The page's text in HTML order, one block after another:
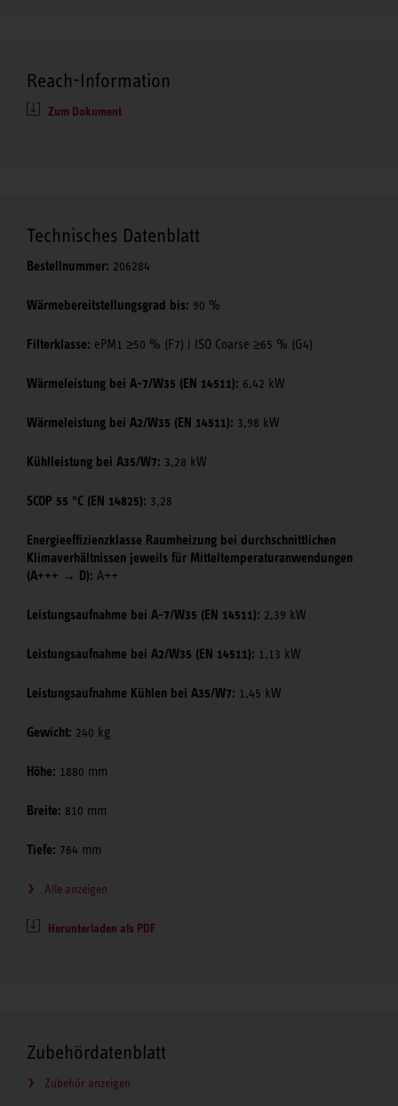
Reach-Information
Zum Dokument
Technisches Datenblatt
Bestellnummer: 206284
Wärmebereitstellungsgrad bis: 90 %
Filterklasse: ePM1 ≥50 % (F7) | ISO Coarse ≥65 % (G4)
Wärmeleistung bei A-7/W35 (EN 14511): 6,42 kW
Wärmeleistung bei A2/W35 (EN 14511): 3,98 kW
Kühlleistung bei A35/W7: 3,28 kW
SCOP 55 °C (EN 14825): 3,28
Energieeffizienzklasse Raumheizung bei durchschnittlichen
Klimaverhältnissen jeweils für Mitteltemperaturanwendungen
(A+++ → D): A++
Leistungsaufnahme bei A-7/W35 (EN 14511): 2,39 kW
Leistungsaufnahme bei A2/W35 (EN 14511): 1,13 kW
Leistungsaufnahme Kühlen bei A35/W7: 1,45 kW
Gewicht: 240 kg
Höhe: 1880 mm
Breite: 810 mm
Tiefe: 764 mm
Alle anzeigen
Herunterladen als PDF
Zubehördatenblatt
Zubehör anzeigen